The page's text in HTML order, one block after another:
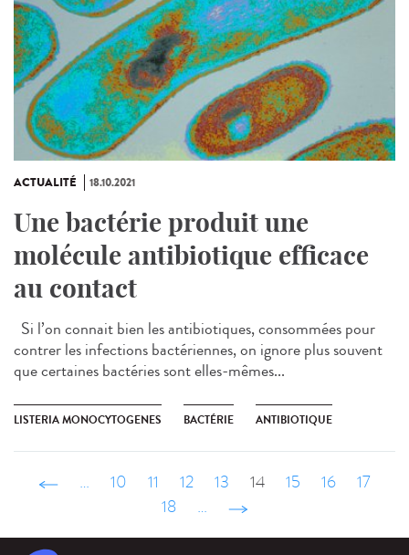
ACTUALITÉ 18.10.2021
Une bactérie produit une
molécule antibiotique efficace
au contact
Si l’on connait bien les antibiotiques, consommées pour
contrer les infections bactériennes, on ignore plus souvent
que certaines bactéries sont elles-mêmes...
LISTERIA MONOCYTOGENES BACTÉRIE ANTIBIOTIQUE
‹ précédent
… 10 11 12 13 14 15 16
17
18
… suivant ›